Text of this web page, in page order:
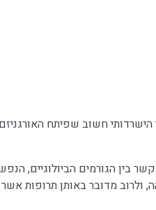
בין הגורמים הביולוגיים,